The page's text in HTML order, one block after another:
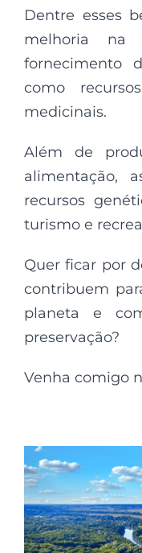
Dentre esses
melhoria
fornecimento
como
medicinais.
Além de
alimentação,
recursos
turismo e
Quer ficar por
contribuem
planeta e
preservação?
Venha comigo